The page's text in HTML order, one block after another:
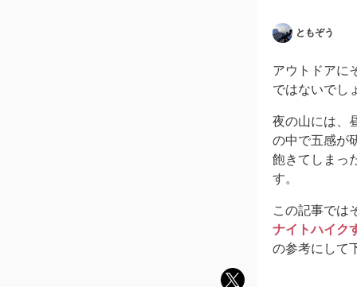
ともぞう
アウトドアに
ではないでし
夜の山には、
の中で五感が
飽きてしまっ
す。
この記事では
ナイトハイク
の参考にして
twit